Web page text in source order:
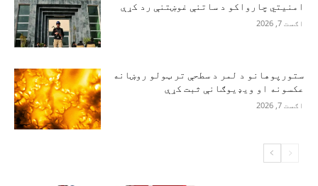
امنیتي چارواکو د ساتنې غوښتنې رد کړې
اګست 7, 2026
ستورپوهانو د لمر د سطحې تر ټولو روښانه
عکسونه او ویډیوګانې ثبت کړې
اګست 7, 2026